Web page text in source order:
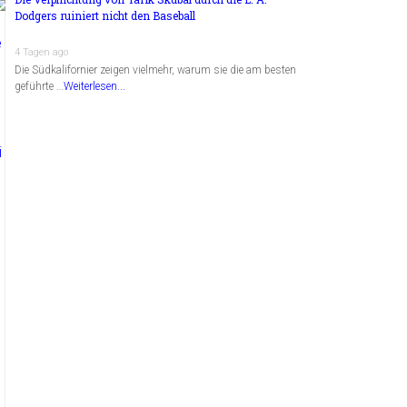
Dodgers ruiniert nicht den Baseball
4 Tagen ago
Die Südkalifornier zeigen vielmehr, warum sie die am besten
geführte …Weiterlesen...